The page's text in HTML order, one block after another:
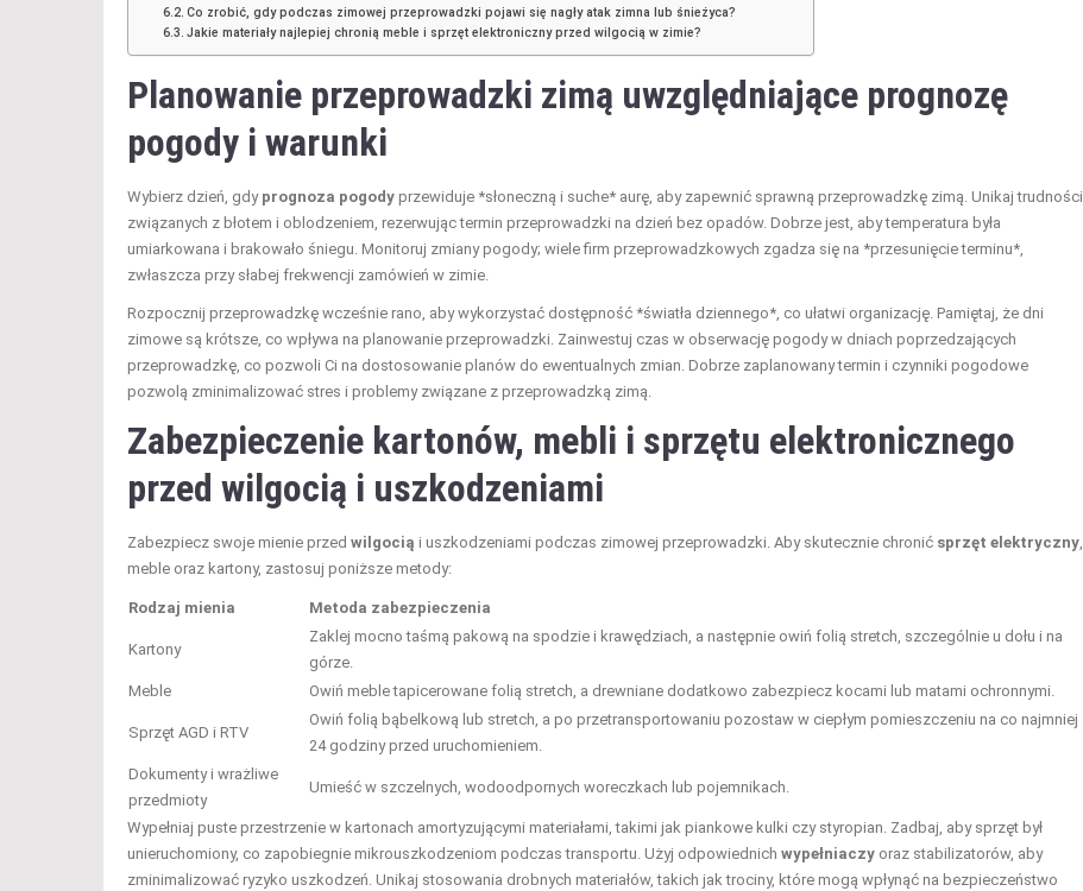
Co zrobić, gdy podczas zimowej przeprowadzki pojawi się nagły atak zimna lub śnieżyca?
Jakie materiały najlepiej chronią meble i sprzęt elektroniczny przed wilgocią w zimie?
Planowanie przeprowadzki zimą uwzględniające prognozę
pogody i warunki
Wybierz dzień, gdy prognoza pogody przewiduje *słoneczną i suche* aurę, aby zapewnić sprawną przeprowadzkę zimą. Unikaj trudności
związanych z błotem i oblodzeniem, rezerwując termin przeprowadzki na dzień bez opadów. Dobrze jest, aby temperatura była
umiarkowana i brakowało śniegu. Monitoruj zmiany pogody; wiele firm przeprowadzkowych zgadza się na *przesunięcie terminu*,
zwłaszcza przy słabej frekwencji zamówień w zimie.
Rozpocznij przeprowadzkę wcześnie rano, aby wykorzystać dostępność *światła dziennego*, co ułatwi organizację. Pamiętaj, że dni
zimowe są krótsze, co wpływa na planowanie przeprowadzki. Zainwestuj czas w obserwację pogody w dniach poprzedzających
przeprowadzkę, co pozwoli Ci na dostosowanie planów do ewentualnych zmian. Dobrze zaplanowany termin i czynniki pogodowe
pozwolą zminimalizować stres i problemy związane z przeprowadzką zimą.
Zabezpieczenie kartonów, mebli i sprzętu elektronicznego
przed wilgocią i uszkodzeniami
Zabezpiecz swoje mienie przed wilgocią i uszkodzeniami podczas zimowej przeprowadzki. Aby skutecznie chronić sprzęt elektryczny,
meble oraz kartony, zastosuj poniższe metody:
Rodzaj mienia Metoda zabezpieczenia
Kartony
Zaklej mocno taśmą pakową na spodzie i krawędziach, a następnie owiń folią stretch, szczególnie u dołu i na
górze.
Meble
Owiń meble tapicerowane folią stretch, a drewniane dodatkowo zabezpiecz kocami lub matami ochronnymi.
Sprzęt AGD i RTV
Owiń folią bąbelkową lub stretch, a po przetransportowaniu pozostaw w ciepłym pomieszczeniu na co najmniej
24 godziny przed uruchomieniem.
Dokumenty i wrażliwe
przedmioty
Umieść w szczelnych, wodoodpornych woreczkach lub pojemnikach.
Wypełniaj puste przestrzenie w kartonach amortyzującymi materiałami, takimi jak piankowe kulki czy styropian. Zadbaj, aby sprzęt był
unieruchomiony, co zapobiegnie mikrouszkodzeniom podczas transportu. Użyj odpowiednich wypełniaczy oraz stabilizatorów, aby
zminimalizować ryzyko uszkodzeń. Unikaj stosowania drobnych materiałów, takich jak trociny, które mogą wpłynąć na bezpieczeństwo